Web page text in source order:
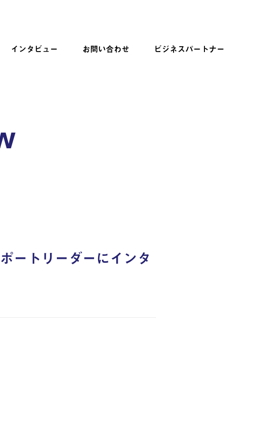
インタビュー お問い合わせ ビジネスパートナー
ートリーダーにインタ